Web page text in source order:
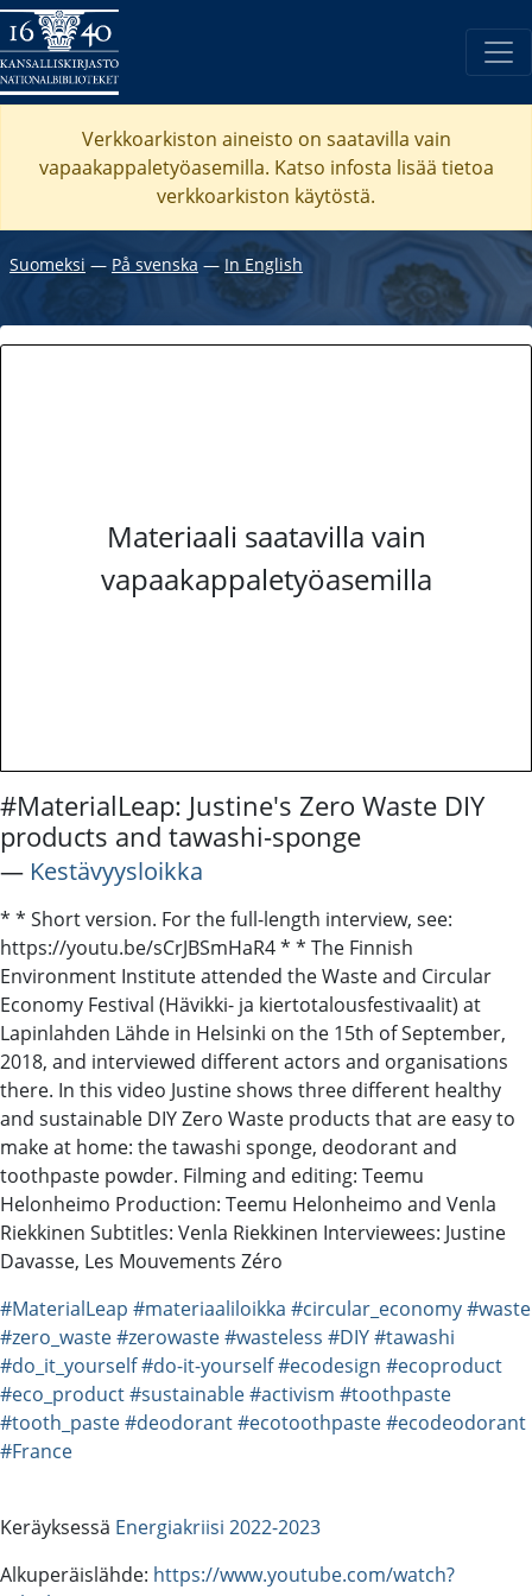
Verkkoarkiston aineisto on saatavilla vain
vapaakappaletyöasemilla. Katso infosta lisää tietoa
verkkoarkiston käytöstä.
Suomeksi ― På svenska ― In English
Materiaali saatavilla vain
vapaakappaletyöasemilla
#MaterialLeap: Justine's Zero Waste DIY
products and tawashi-sponge
― Kestävyysloikka
* * Short version. For the full-length interview, see:
https://youtu.be/sCrJBSmHaR4 * * The Finnish
Environment Institute attended the Waste and Circular
Economy Festival (Hävikki- ja kiertotalousfestivaalit) at
Lapinlahden Lähde in Helsinki on the 15th of September,
2018, and interviewed different actors and organisations
there. In this video Justine shows three different healthy
and sustainable DIY Zero Waste products that are easy to
make at home: the tawashi sponge, deodorant and
toothpaste powder. Filming and editing: Teemu
Helonheimo Production: Teemu Helonheimo and Venla
Riekkinen Subtitles: Venla Riekkinen Interviewees: Justine
Davasse, Les Mouvements Zéro
#MaterialLeap #materiaaliloikka #circular_economy#waste
#zero_waste#zerowaste#wasteless #DIY#tawashi
#do_it_yourself#do-it-yourself#ecodesign #ecoproduct
#eco_product#sustainable#activism #toothpaste
#tooth_paste#deodorant#ecotoothpaste#ecodeodorant
#France
Keräyksessä Energiakriisi 2022-2023
Alkuperäislähde: https://www.youtube.com/watch?